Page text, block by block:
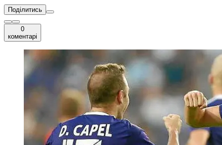
Поділитись
0
коментарі